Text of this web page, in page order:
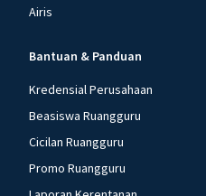
Airis
Bantuan & Panduan
Kredensial Perusahaan
Beasiswa Ruangguru
Cicilan Ruangguru
Promo Ruangguru